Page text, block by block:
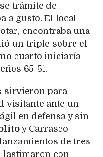
trámite de
a gusto. El local
encontraba una
un triple sobre el
cuarto iniciaría
65-51.
sirvieron para
visitante ante un
en defensa y sin
y Carrasco
de tres
lastimaron con